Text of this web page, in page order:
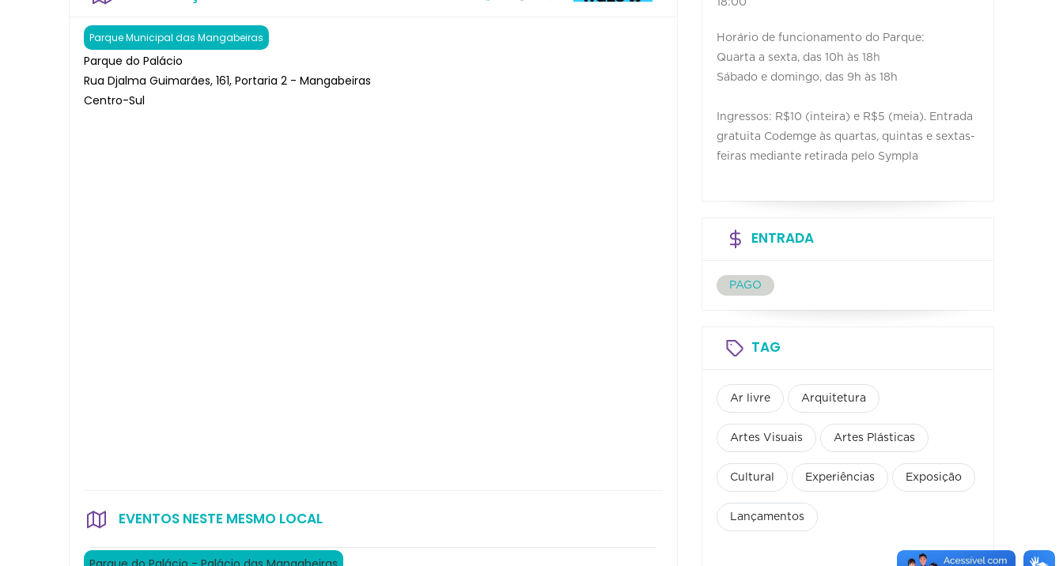
Parque Municipal das Mangabeiras
Parque do Palácio
Rua Djalma Guimarães, 161, Portaria 2 - Mangabeiras
Centro-Sul
EVENTOS NESTE MESMO LOCAL
18:00
Horário de funcionamento do Parque:
Quarta a sexta, das 10h às 18h
Sábado e domingo, das 9h às 18h
Ingressos: R$10 (inteira) e R$5 (meia). Entrada
gratuita Codemge às quartas, quintas e sextas-
feiras mediante retirada pelo Sympla
ENTRADA
PAGO
TAG
Ar livre Arquitetura
Artes Visuais Artes Plásticas
Cultural Experiências Exposição
Lançamentos